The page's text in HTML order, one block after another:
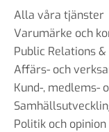
Alla våra tjänster
Varumärke och
Public Relations
Affärs- och
Kund-, medlems-
Politik och opinion